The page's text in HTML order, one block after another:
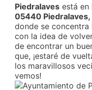
Piedralaves está en
05440 Piedralaves,
donde se
con la idea de
de encontrar un
que, ¡estaré de
los maravillosos
vemos!